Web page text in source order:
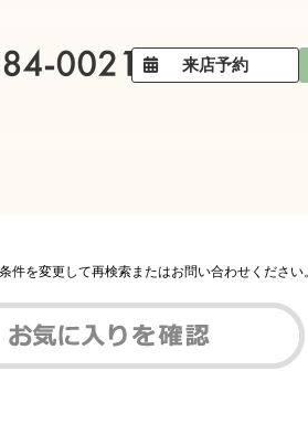
来店予約
を変更して再検索またはお問い合わせください。